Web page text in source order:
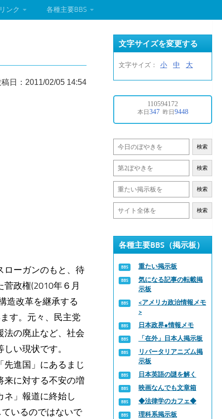
ンク 各種主要BBS
稿日：2011/02/05 14:54
ローガンのもと、待
政権(2010年６月
造改革を継承する
す。元々、民主党
法の廃止など、社会
い現状です。
先進国」にあるまじ
来に対する不安の増
」報道に終始し
ているのではないで
文字サイズを変更する
文字サイズ： 小 中 大
検索
検索
検索
検索
各種主要BBS（掲示板）
重たい掲示板
気になる記事の転載掲
示板
<アメリカ政治情報メモ
>
日本政界●情報メモ
「在外」日本人掲示板
リバータリアニズム掲
示板
日本英語の謎を解く
映画なんでも文章箱
◆法律学のカフェ◆
理科系掲示板